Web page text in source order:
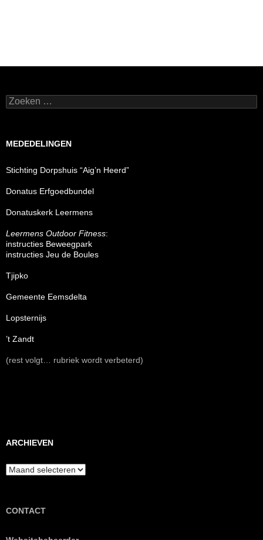
Zoeken
naar:
MEDEDELINGEN
Stichting Dorpshuis “Aig’n Heerd”
Donatus Erfgoedbundel
Donatuskerk Leermens
Leermens Outdoor Fitness:
instructies Beweegpark
instructies Jeu de Boules
Tjipko
Gemeente Eemsdelta
Lopsternijs
’t Zandt
(rest volgt… rubriek wordt verbeterd)
ARCHIEVEN
Archieven
CONTACT